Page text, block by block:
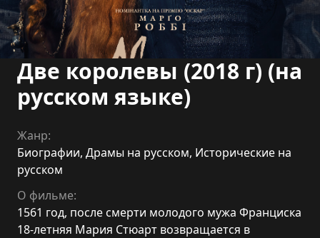
Две королевы (2018 г) (на
русском языке)
Жанр:
Биографии, Драмы на русском, Исторические на
русском
О фильме:
1561 год, после смерти молодого мужа Франциска
18-летняя Мария Стюарт возвращается в